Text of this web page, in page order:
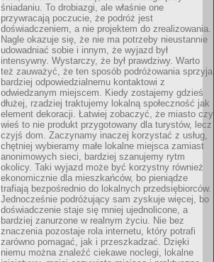
śniadaniu. To drobiazgi, ale właśnie one
przywracają poczucie, że podróż jest
doświadczeniem, a nie projektem do zrealizowania.
Nagle okazuje się, że nie ma potrzeby nieustannie
udowadniać sobie i innym, że wyjazd był
intensywny. Wystarczy, że był prawdziwy. Warto
też zauważyć, że ten sposób podróżowania sprzyja
bardziej odpowiedzialnemu kontaktowi z
odwiedzanym miejscem. Kiedy zostajemy gdzieś
dłużej, rzadziej traktujemy lokalną społeczność jak
element dekoracji. Łatwiej zobaczyć, że miasto czy
wieś to nie produkt przygotowany dla turystów, lecz
czyjś dom. Zaczynamy inaczej korzystać z usług,
chętniej wybieramy małe lokalne miejsca zamiast
anonimowych sieci, bardziej szanujemy rytm
okolicy. Taki wyjazd może być korzystny również
ekonomicznie dla mieszkańców, bo pieniądze
trafiają bezpośrednio do lokalnych przedsiębiorców.
Jednocześnie podróżujący sam zyskuje więcej, bo
doświadczenie staje się mniej ujednolicone, a
bardziej zanurzone w realnym życiu. Nie bez
znaczenia pozostaje rola internetu, który potrafi
zarówno pomagać, jak i przeszkadzać. Dzięki
niemu można znaleźć ciekawe noclegi, lokalne